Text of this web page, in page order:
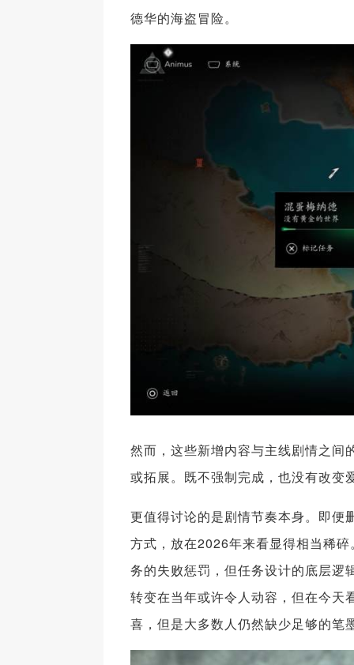
德华的海盗冒险。
然而，这些新增内容与主线剧情之间
或拓展。既不强制完成，也没有改变
更值得讨论的是剧情节奏本身。即便
方式，放在2026年来看显得相当稀
务的失败惩罚，但任务设计的底层逻
转变在当年或许令人动容，但在今天
喜，但是大多数人仍然缺少足够的笔